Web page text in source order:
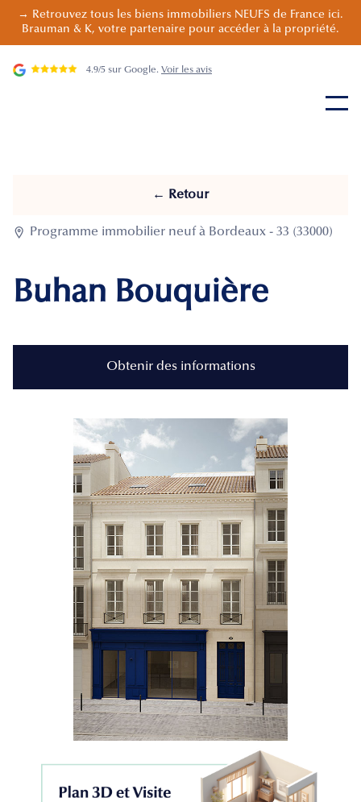
→ Retrouvez tous les biens immobiliers NEUFS de France ici.
Brauman & K, votre partenaire pour accéder à la propriété.
4.9/5 sur Google. Voir les avis
← Retour
 Programme immobilier neuf à Bordeaux - 33 (33000)
Buhan Bouquière
Obtenir des informations